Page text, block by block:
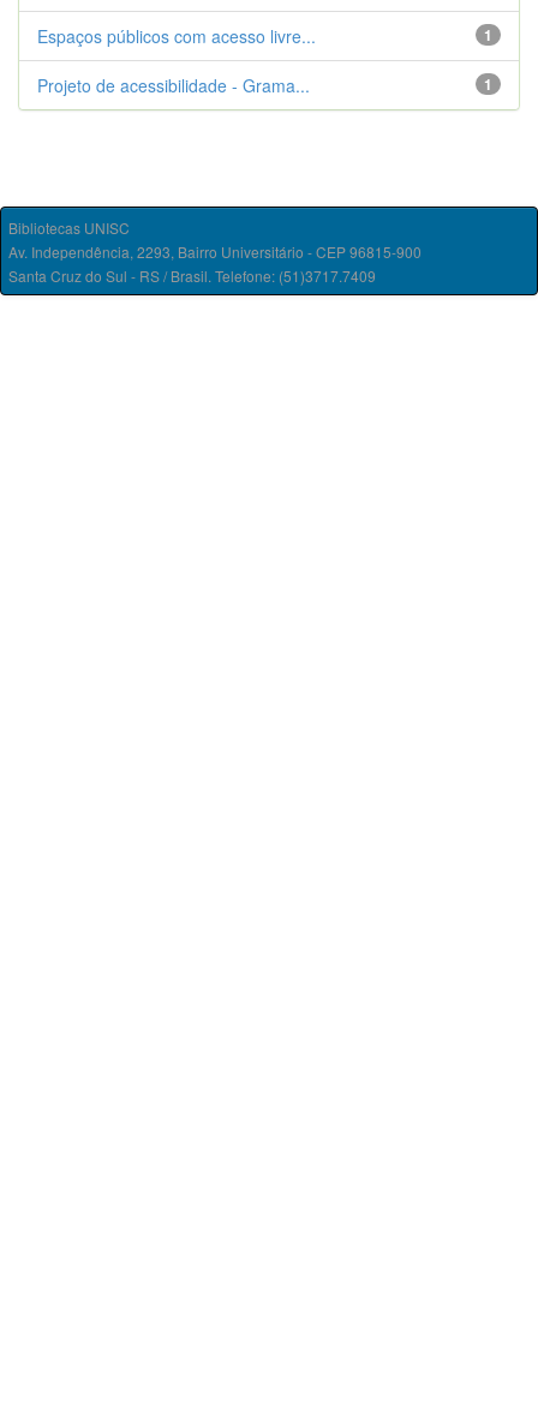
1
Espaços públicos com acesso livre...
1
Projeto de acessibilidade - Grama...
Bibliotecas UNISC
Av. Independência, 2293, Bairro Universitário - CEP 96815-900
Santa Cruz do Sul - RS / Brasil. Telefone: (51)3717.7409